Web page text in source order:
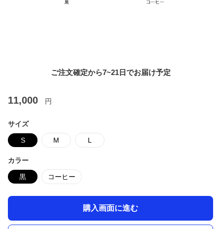
ご注文確定から7~21日でお届け予定
11,000 円
サイズ
S M L
カラー
黒 コーヒー
購入画面に進む